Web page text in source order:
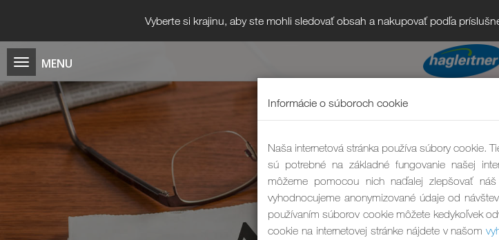
Vyberte si krajinu, aby ste mohli sledovať obsah a nakupovať podľa
Informácie o súboroch cookie
Naša internetová stránka používa súbory cookie.
sú potrebné na základné fungovanie našej
môžeme pomocou nich naďalej zlepšovať
vyhodnocujeme anonymizované údaje od
používaním súborov cookie môžete kedykoľvek
cookie na internetovej stránke nájdete v našom